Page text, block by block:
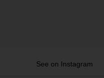
See on Instagram